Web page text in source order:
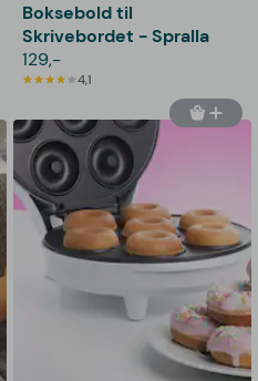
Boksebold til
Skrivebordet - Spralla
129,-
4,1